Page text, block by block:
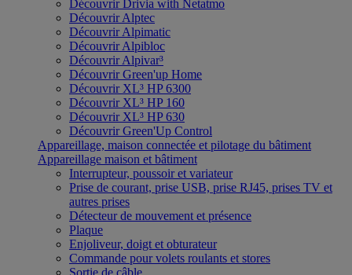
Découvrir Drivia with Netatmo
Découvrir Alptec
Découvrir Alpimatic
Découvrir Alpibloc
Découvrir Alpivar³
Découvrir Green'up Home
Découvrir XL³ HP 6300
Découvrir XL³ HP 160
Découvrir XL³ HP 630
Découvrir Green'Up Control
Appareillage, maison connectée et pilotage du bâtiment
Appareillage maison et bâtiment
Interrupteur, poussoir et variateur
Prise de courant, prise USB, prise RJ45, prises TV et
autres prises
Détecteur de mouvement et présence
Plaque
Enjoliveur, doigt et obturateur
Commande pour volets roulants et stores
Sortie de câble